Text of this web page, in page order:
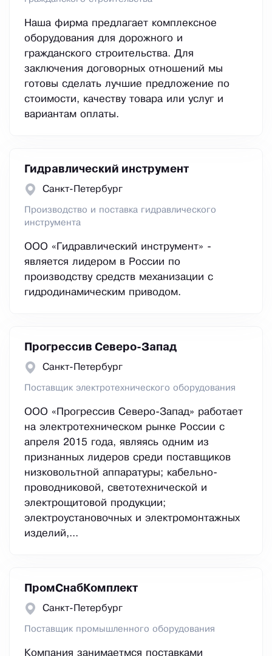
Наша фирма предлагает комплексное
оборудования для дорожного и
гражданского строительства. Для
заключения договорных отношений мы
готовы сделать лучшие предложение по
стоимости, качеству товара или услуг и
вариантам оплаты.
Гидравлический инструмент
Санкт-Петербург
Производство и поставка гидравлического
инструмента
ООО «Гидравлический инструмент» -
является лидером в России по
производству средств механизации с
гидродинамическим приводом.
Прогрессив Северо-Запад
Санкт-Петербург
Поставщик электротехнического оборудования
ООО «Прогрессив Северо-Запад» работает
на электротехническом рынке России с
апреля 2015 года, являясь одним из
признанных лидеров среди поставщиков
низковольтной аппаратуры; кабельно-
проводниковой, светотехнической и
электрощитовой продукции;
электроустановочных и электромонтажных
изделий,...
ПромСнабКомплект
Санкт-Петербург
Поставщик промышленного оборудования
Компания занимаетмся поставками